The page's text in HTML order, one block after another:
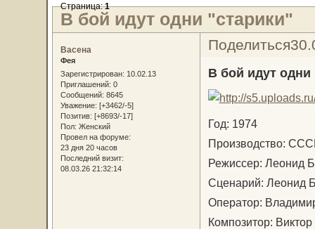
В бой идут одни "старики"
Страница:1
Поделиться
Васена
Фея
Зарегистрирован: 10.02.13
Приглашений: 0
Сообщений: 8645
Уважение: [+3462/-5]
Позитив: [+8693/-17]
Пол: Женский
Провел на форуме:
23 дня 20 часов
Последний визит:
08.03.26 21:32:14
В бой идут одни
Год: 1974
Производство:
Режиссер: Леонид
Сценарий: Леонид
Оператор:
Композитор: